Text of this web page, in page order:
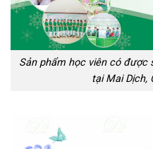
Sản phẩm học viên có được
tại Mai Dịch,